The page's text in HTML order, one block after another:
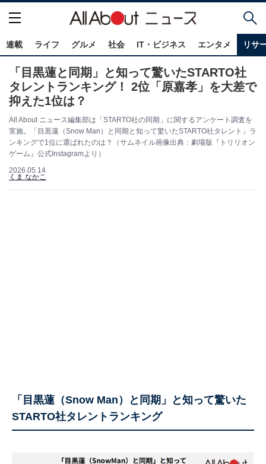
連載 ライフ グルメ 社会 IT・ビジネス エンタメ リサ
「目黒蓮と同期」と知って驚いたSTARTO社
タレントランキング！ 2位「原嘉孝」を大差で
抑えた1位は？
All About ニュース編集部は「STARTO社の同期」に関するアンケート調査を
実施。「目黒蓮（Snow Man）と同期と知って驚いたSTARTO社タレント」ラ
ンキングで1位に選ばれたのは？（サムネイル画像出典：劇場版『トリリオン
ゲーム』公式Instagramより）
2026.05.14
くま なかこ
「目黒蓮（Snow Man）と同期」と知って驚いた
STARTO社タレントランキング